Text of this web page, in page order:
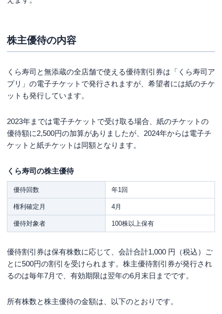
株主優待の内容
くら寿司と無添蔵の全店舗で使える優待割引券は「くら寿司ア
プリ」の電子チケットで発行されますが、希望者には紙のチケ
ットも発行しています。
2023年までは電子チケットで受け取る場合、紙のチケットの
優待額に2,500円の加算がありましたが、2024年からは電子チ
ケットと紙チケットは同額となります。
くら寿司の株主優待
優待回数 年1回
権利確定月 4月
優待対象者 100株以上保有
優待割引券は保有株数に応じて、会計合計1,000 円（税込）ご
とに500円の割引を受けられます。株主優待割引券が発行され
るのは毎年7月で、有効期限は翌年の6月末日までです。
所有株数と株主優待の金額は、以下のとおりです。